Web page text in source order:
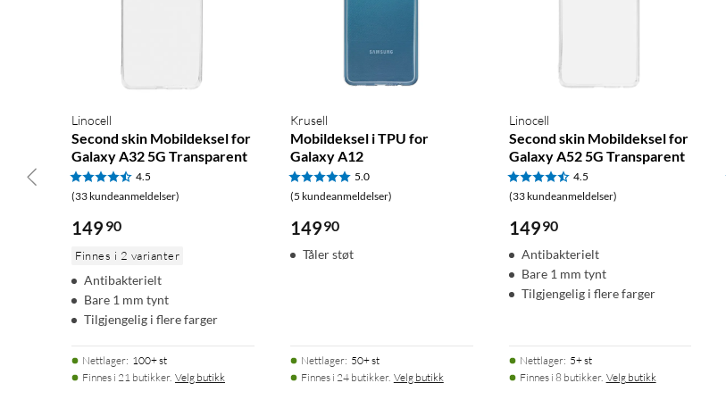
Linocell
Second skin Mobildeksel for
Galaxy A32 5G Transparent
4.5
(33 kundeanmeldelser)
149 90
Finnes i 2 varianter
Antibakterielt
Bare 1 mm tynt
Tilgjengelig i flere farger
Nettlager: 100+ st
Finnes i 21 butikker. Velg butikk
Krusell
Mobildeksel i TPU for
Galaxy A12
5.0
(5 kundeanmeldelser)
14990
Tåler støt
Nettlager: 50+ st
Finnes i 24 butikker. Velg butikk
Linocell
Second skin Mobildeksel for
Galaxy A52 5G Transparent
4.5
(33 kundeanmeldelser)
14990
Antibakterielt
Bare 1 mm tynt
Tilgjengelig i flere farger
Nettlager: 5+ st
Finnes i 8 butikker. Velg butikk